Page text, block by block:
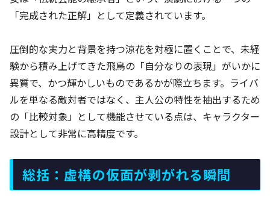
「完成された正解」として定義されています。
圧倒的な実力と背景を持つ涼花を対極に置くことで、未経
験から積み上げてきた飛鳥の「自分なりの表現」がいかに
異質で、かつ輝かしいものであるかが際立ちます。ライバ
ルを単なる敵対者ではなく、主人公の特性を抽出するため
の「比較対象」として機能させている点は、キャラクター
設計として非常に高精度です。
総括：虚構の仮面が剥がれる瞬間